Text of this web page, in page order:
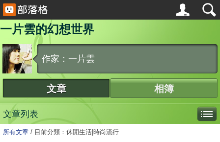
一片雲的幻想世界
作家：一片雲
文章 相簿
文章列表
所有文章 / 目前分類：休閒生活|時尚流行